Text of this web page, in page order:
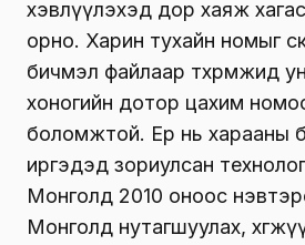
хэвлүүлэхэд дор хаяж
орно. Харин тухайн номыг
бичмэл файлаар төхөөрөмжид
хоногийн дотор цахим
боломжтой. Ер нь харааны
иргэдэд зориулсан
Монголд 2010 оноос
Монголд нутагшуулах,